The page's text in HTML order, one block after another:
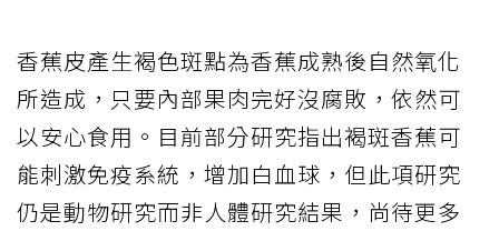
香蕉皮產生褐色斑點為香蕉成熟後自然氧化
所造成，只要內部果肉完好沒腐敗，依然可
以安心食用。目前部分研究指出褐斑香蕉可
能刺激免疫系統，增加白血球，但此項研究
仍是動物研究而非人體研究結果，尚待更多